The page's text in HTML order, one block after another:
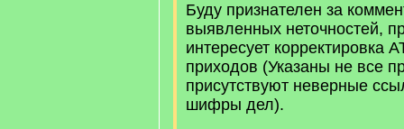
Буду признателен за
выявленных неточностей,
интересует корректировка
приходов (Указаны не все
присутствуют неверные
шифры дел).